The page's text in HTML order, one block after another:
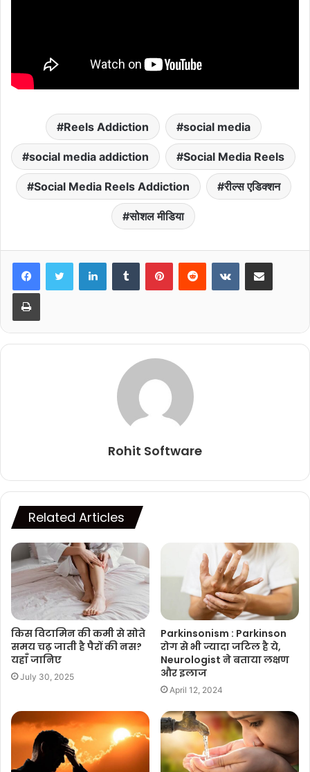
Reels Addiction social media
social media addiction Social Media Reels
Social Media Reels Addiction रील्‍स एडिक्‍शन
सोशल मीडिया
LinkedInTumblr PinterestReddit VKontakteShare via Email
Print
Rohit Software
Related Articles
किस विटामिन की कमी से सोते
समय चढ़ जाती है पैरों की नस?
यहाँ जानिए
July 30, 2025
Parkinsonism : Parkinson
रोग से भी ज्यादा जटिल है ये,
Neurologist ने बताया लक्षण
और इलाज
April 12, 2024